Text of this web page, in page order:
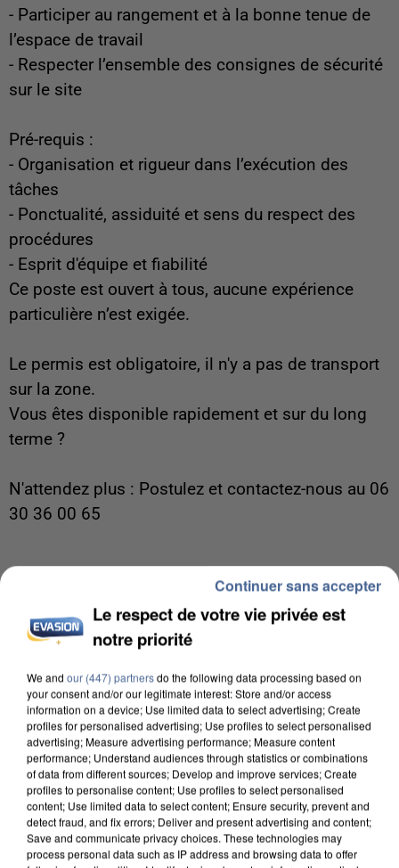
- Participer au rangement et à la bonne tenue de
l’espace de travail
- Respecter l’ensemble des consignes de sécurité
sur le site
Pré-requis :
- Organisation et rigueur dans l’exécution des
tâches
- Ponctualité, assiduité et sens du respect des
procédures
- Esprit d'équipe et fiabilité
Ce poste est ouvert à tous, aucune expérience
particulière n’est exigée.
Le permis est obligatoire, il n'y a pas de transport
sur la zone.
Vous êtes disponible rapidement et sur du long
terme ?
N'attendez plus : Postulez et contactez-nous au 06
30 36 00 65
Postulez à l'offre : Préparateur de commandes
Votre nom*
Votre e-mail*
Le respect de votre vie privée est
notre priorité
We and our (447) partnersdo the following data processing based on
your consent and/or our legitimate interest: Store and/or access
information on a device; Use limited data to select advertising; Create
profiles for personalised advertising; Use profiles to select personalised
advertising; Measure advertising performance; Measure content
performance; Understand audiences through statistics or combinations
of data from different sources; Develop and improve services; Create
profiles to personalise content; Use profiles to select personalised
content; Use limited data to select content; Ensure security, prevent and
detect fraud, and fix errors; Deliver and present advertising and content;
Save and communicate privacy choices. These technologies may
process personal data such as IP address and browsing data to offer
Continuer sans accepter